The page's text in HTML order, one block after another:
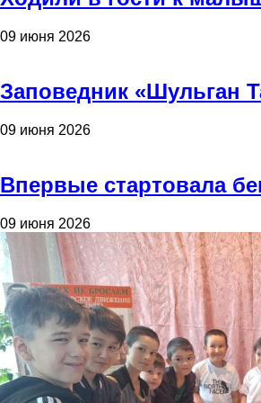
09 июня 2026
Заповедник «Шульган
09 июня 2026
Впервые стартовала
09 июня 2026